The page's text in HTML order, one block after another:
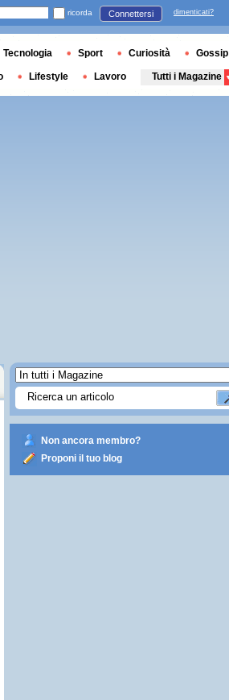
Non ancora membro?
Proponi il tuo blog
ricorda Connettersi dimenticati?
Tecnologia Sport Curiosità Gossip
Lifestyle Lavoro Tutti i Magazine